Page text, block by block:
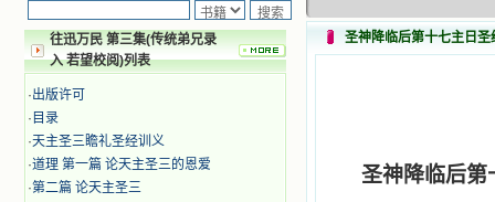
往迅万民 第三集(传统弟兄录
入 若望校阅)列表
·出版许可
· 目录
·天主圣三瞻礼圣经训义
·道理 第一篇 论天主圣三的恩爱
·第二篇 论天主圣三
圣神降临后第十七主日圣
圣神降临后第